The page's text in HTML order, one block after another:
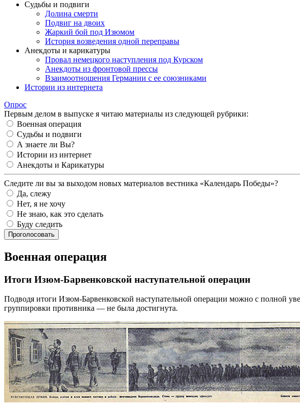
Судьбы и подвиги
Долина смерти
Подвиг на двоих
Жаркий бой под Изюмом
История возведения одной переправы
Анекдоты и карикатуры
Провал немецкого наступления под Курском
Анекдоты из фронтовой прессы
Взаимоотношения Германии с ее союзниками
Истории из интернета
Опрос
Первым делом в выпуске я читаю материалы из следующей рубрики:
Военная операция
Судьбы и подвиги
А знаете ли Вы?
Истории из интернет
Анекдоты и Карикатуры
Следите ли вы за выходом новых материалов вестника «Календарь Победы»?
Да, слежу
Нет, я не хочу
Не знаю, как это сделать
Буду следить
Проголосовать
Военная операция
Итоги Изюм-Барвенковской наступательной операции
Подводя итоги Изюм-Барвенковской наступательной операции можно с полной
группировки противника — не была достигнута.